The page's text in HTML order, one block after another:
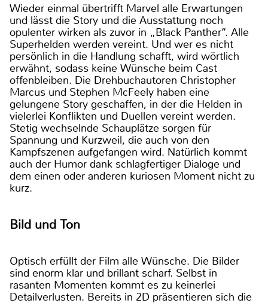
Wieder einmal übertrifft Marvel alle Erwartungen
und lässt die Story und die Ausstattung noch
opulenter wirken als zuvor in „Black Panther‘‘. Alle
Superhelden werden vereint. Und wer es nicht
persönlich in die Handlung schafft, wird wörtlich
erwähnt, sodass keine Wünsche beim Cast
offenbleiben. Die Drehbuchautoren Christopher
Marcus und Stephen McFeely haben eine
gelungene Story geschaffen, in der die Helden in
vielerlei Konflikten und Duellen vereint werden.
Stetig wechselnde Schauplätze sorgen für
Spannung und Kurzweil, die auch von den
Kampfszenen aufgefangen wird. Natürlich kommt
auch der Humor dank schlagfertiger Dialoge und
dem einen oder anderen kuriosen Moment nicht zu
kurz.
Bild und Ton
Optisch erfüllt der Film alle Wünsche. Die Bilder
sind enorm klar und brillant scharf. Selbst in
rasanten Momenten kommt es zu keinerlei
Detailverlusten. Bereits in 2D präsentieren sich die